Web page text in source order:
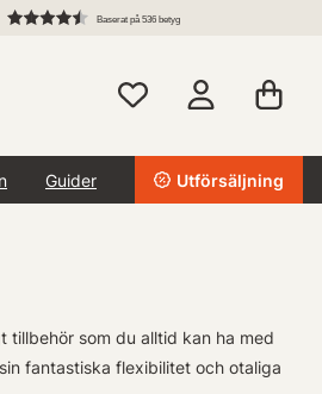
Baserat på 536 betyg
Guider Utförsäljning
som du alltid kan ha med
fantastiska flexibilitet och otaliga